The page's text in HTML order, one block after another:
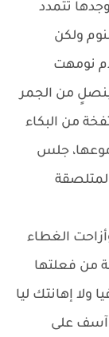
تتمدد
ولكن
نومهت
من الجمر
من البكاء
جلس
الغطاء
من فعلتها
إهانتك ليا
آسف على